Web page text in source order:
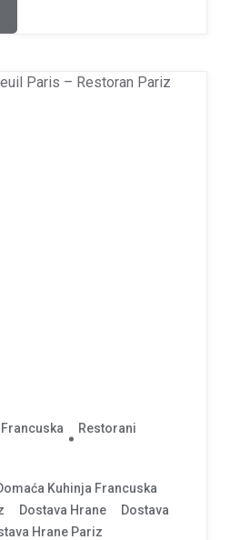
Restorani
Kuhinja Francuska
Dostava Hrane
Dostava
Hrane Pariz